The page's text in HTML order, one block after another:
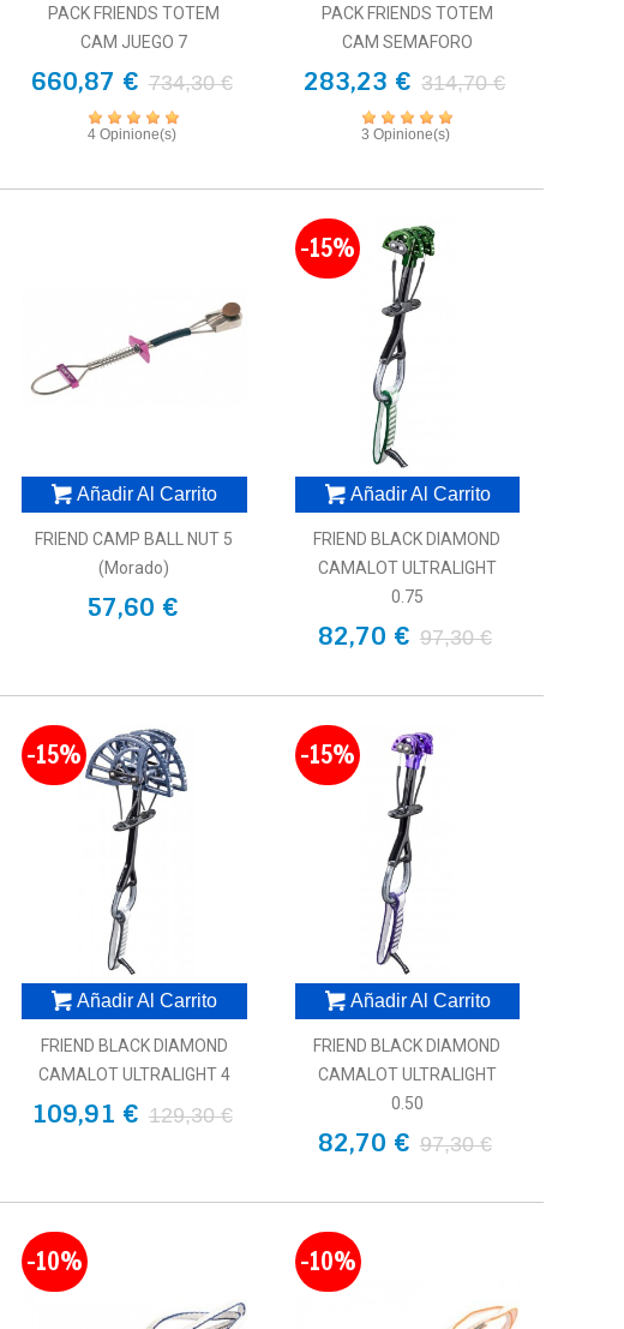
PACK FRIENDS TOTEM
CAM JUEGO 7
660,87 € 734,30 €
4 Opinione(s)
PACK FRIENDS TOTEM
CAM SEMAFORO
283,23 € 314,70 €
3 Opinione(s)
Añadir Al Carrito
FRIEND CAMP BALL NUT 5
(morado)
57,60 €
-15%
Añadir Al Carrito
FRIEND BLACK DIAMOND
CAMALOT ULTRALIGHT
0.75
82,70 € 97,30 €
-15%
Añadir Al Carrito
FRIEND BLACK DIAMOND
CAMALOT ULTRALIGHT 4
109,91 € 129,30 €
-15%
Añadir Al Carrito
FRIEND BLACK DIAMOND
CAMALOT ULTRALIGHT
0.50
82,70 € 97,30 €
-10% -10%